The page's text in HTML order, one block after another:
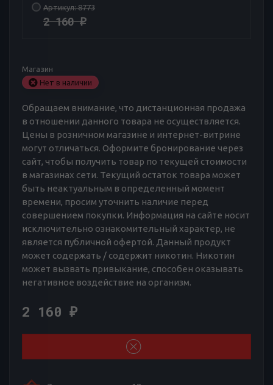
Артикул:8773
2 160₽
Магазин
Нет в наличии
Обращаем внимание, что дистанционная продажа
в отношении данного товара не осуществляется.
Цены в розничном магазине и интернет-витрине
могут отличаться. Оформите бронирование через
сайт, чтобы получить товар по текущей стоимости
в магазинах сети. Текущий остаток товара может
быть неактуальным в определенный момент
времени, просим уточнить наличие перед
совершением покупки. Информация на сайте носит
исключительно ознакомительный характер, не
является публичной офертой. Данный продукт
может содержать / содержит никотин. Никотин
может вызвать привыкание, способен оказывать
негативное воздействие на организм.
2 160 ₽